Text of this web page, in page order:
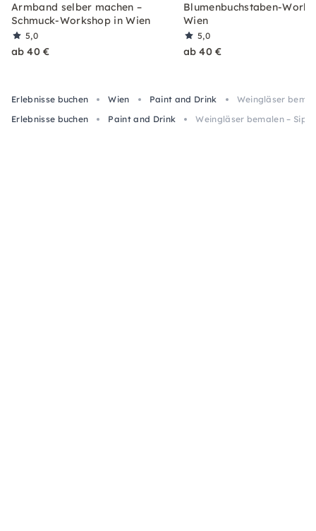
Armband selber machen –
Schmuck-Workshop in Wien
5,0
ab 40 €
Blumenbuchstaben-
Wien
5,0
ab 40 €
Erlebnisse buchen Wien Paint and Drink
Weingläser
Erlebnisse buchen
Paint and Drink Weingläser bemalen – Sip